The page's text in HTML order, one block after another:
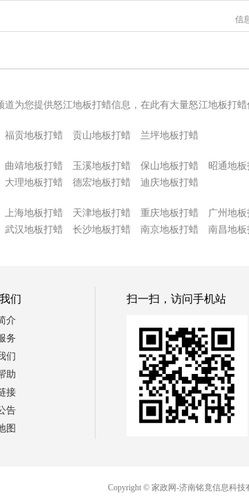
信
道为您提供怒江地板打蜡信息，在此有大量怒江地板打
福贡地板打蜡 贡山地板打蜡 兰坪地板打蜡
曲靖地板打蜡 玉溪地板打蜡 保山地板打蜡 昭通地
大理地板打蜡 德宏地板打蜡 迪庆地板打蜡
上海地板打蜡 天津地板打蜡 重庆地板打蜡 广州地
武汉地板打蜡 长沙地板打蜡 南京地板打蜡 南昌地板
们
介
务
们
助
接
告
图
扫一扫，访问手机站
Copyright © 家政网-济南铭竟信息科技